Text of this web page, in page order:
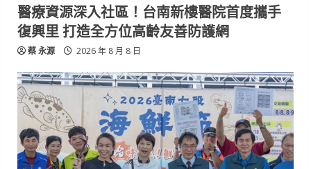
醫療資源深入社區！台南新樓醫院首度攜手
復興里 打造全方位高齡友善防護網
蔡 永源 2026 年 8 月 8 日